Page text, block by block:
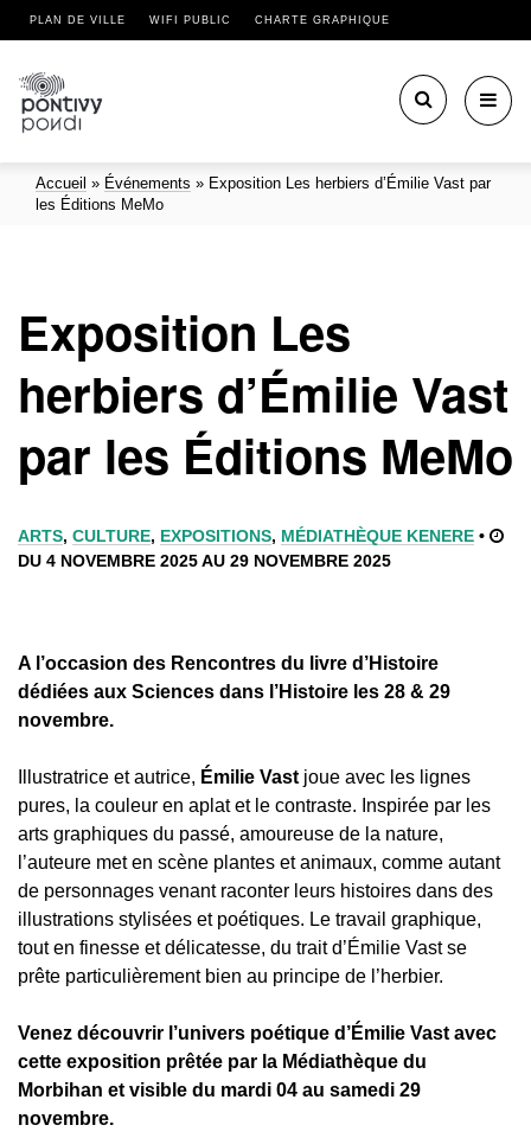
PLAN DE VILLE WIFI PUBLIC CHARTE GRAPHIQUE
Accueil » Événements » Exposition Les herbiers d’Émilie Vast par
les Éditions MeMo
Exposition Les
herbiers d’Émilie Vast
par les Éditions MeMo
ARTS, CULTURE, EXPOSITIONS, MÉDIATHÈQUE KENERE •
DU 4 NOVEMBRE 2025 AU 29 NOVEMBRE 2025
A l’occasion des Rencontres du livre d’Histoire
dédiées aux Sciences dans l’Histoire les 28 & 29
novembre.
Illustratrice et autrice, Émilie Vast joue avec les lignes
pures, la couleur en aplat et le contraste. Inspirée par les
arts graphiques du passé, amoureuse de la nature,
l’auteure met en scène plantes et animaux, comme autant
de personnages venant raconter leurs histoires dans des
illustrations stylisées et poétiques. Le travail graphique,
tout en finesse et délicatesse, du trait d’Émilie Vast se
prête particulièrement bien au principe de l’herbier.
Venez découvrir l’univers poétique d’Émilie Vast avec
cette exposition prêtée par la Médiathèque du
Morbihan et visible du mardi 04 au samedi 29
novembre.